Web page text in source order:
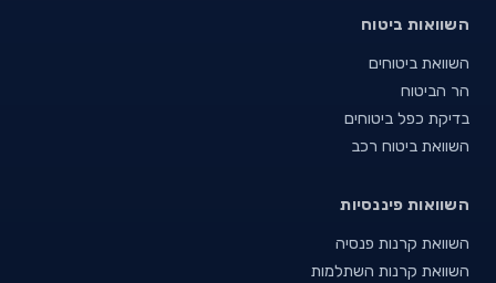
השוואות ביטוח
השוואת ביטוחים
הר הביטוח
בדיקת כפל ביטוחים
השוואת ביטוח רכב
השוואות פיננסיות
השוואת קרנות פנסיה
השוואת קרנות השתלמות